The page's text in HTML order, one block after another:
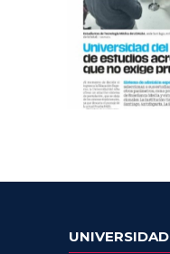
UNIVERSIDAD